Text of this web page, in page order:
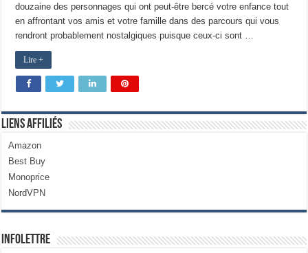
douzaine des personnages qui ont peut-être bercé votre enfance tout
en affrontant vos amis et votre famille dans des parcours qui vous
rendront probablement nostalgiques puisque ceux-ci sont …
Lire +
Liens Affiliés
Amazon
Best Buy
Monoprice
NordVPN
Infolettre